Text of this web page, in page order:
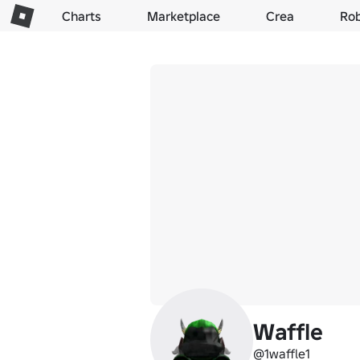
Charts Marketplace Crea
Waffle
@1waffle1